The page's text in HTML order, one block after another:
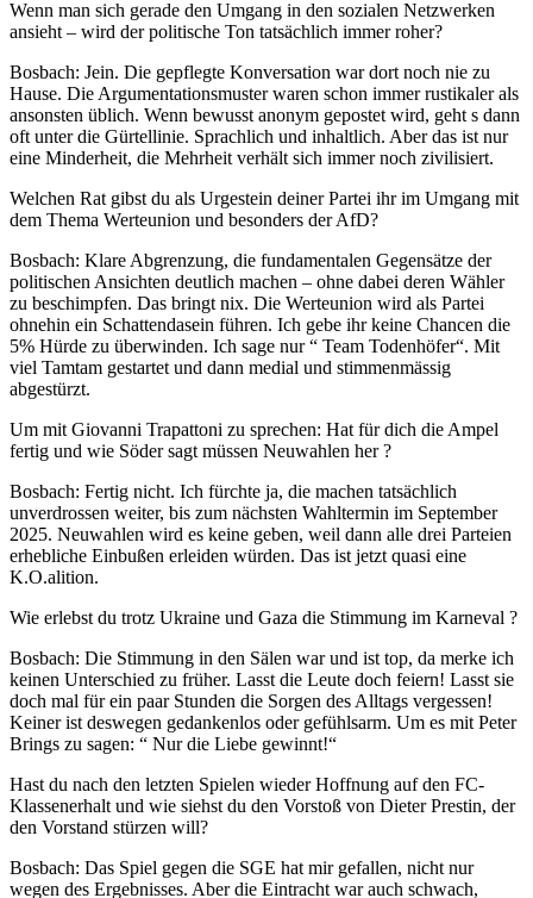
Wenn man sich gerade den Umgang in den sozialen Netzwerken
ansieht – wird der politische Ton tatsächlich immer roher?
Bosbach: Jein. Die gepflegte Konversation war dort noch nie zu
Hause. Die Argumentationsmuster waren schon immer rustikaler als
ansonsten üblich. Wenn bewusst anonym gepostet wird, geht s dann
oft unter die Gürtellinie. Sprachlich und inhaltlich. Aber das ist nur
eine Minderheit, die Mehrheit verhält sich immer noch zivilisiert.
Welchen Rat gibst du als Urgestein deiner Partei ihr im Umgang mit
dem Thema Werteunion und besonders der AfD?
Bosbach: Klare Abgrenzung, die fundamentalen Gegensätze der
politischen Ansichten deutlich machen – ohne dabei deren Wähler
zu beschimpfen. Das bringt nix. Die Werteunion wird als Partei
ohnehin ein Schattendasein führen. Ich gebe ihr keine Chancen die
5% Hürde zu überwinden. Ich sage nur “ Team Todenhöfer“. Mit
viel Tamtam gestartet und dann medial und stimmenmässig
abgestürzt.
Um mit Giovanni Trapattoni zu sprechen: Hat für dich die Ampel
fertig und wie Söder sagt müssen Neuwahlen her ?
Bosbach: Fertig nicht. Ich fürchte ja, die machen tatsächlich
unverdrossen weiter, bis zum nächsten Wahltermin im September
2025. Neuwahlen wird es keine geben, weil dann alle drei Parteien
erhebliche Einbußen erleiden würden. Das ist jetzt quasi eine
K.O.alition.
Wie erlebst du trotz Ukraine und Gaza die Stimmung im Karneval ?
Bosbach: Die Stimmung in den Sälen war und ist top, da merke ich
keinen Unterschied zu früher. Lasst die Leute doch feiern! Lasst sie
doch mal für ein paar Stunden die Sorgen des Alltags vergessen!
Keiner ist deswegen gedankenlos oder gefühlsarm. Um es mit Peter
Brings zu sagen: “ Nur die Liebe gewinnt!“
Hast du nach den letzten Spielen wieder Hoffnung auf den FC-
Klassenerhalt und wie siehst du den Vorstoß von Dieter Prestin, der
den Vorstand stürzen will?
Bosbach: Das Spiel gegen die SGE hat mir gefallen, nicht nur
wegen des Ergebnisses. Aber die Eintracht war auch schwach,